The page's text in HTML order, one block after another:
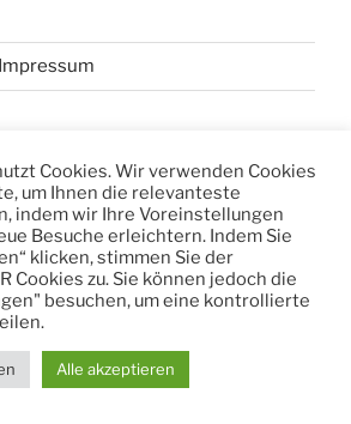
Cookies. Wir verwenden Cookies
um Ihnen die relevanteste
indem wir Ihre Voreinstellungen
Besuche erleichtern. Indem Sie
klicken, stimmen Sie der
Cookies zu. Sie können jedoch die
besuchen, um eine kontrollierte
Alle akzeptieren